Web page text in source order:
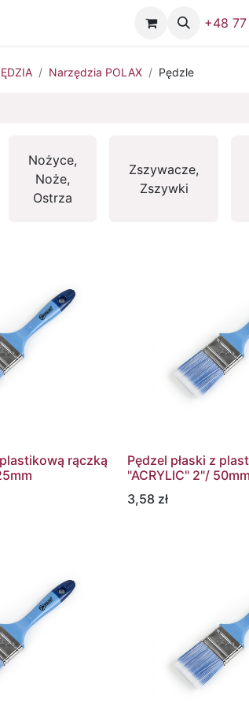
+48
Narzędzia POLAX Pędzle
Nożyce,
Noże,
Ostrza
Zszywacze,
Zszywki
rączką
Pędzel płaski z
"ACRYLIC" 2"/ 50mm
3,58 zł